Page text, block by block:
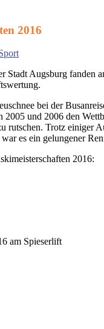
2016
Stadt Augsburg
bei der
2005 und 2006 den
rutschen. Trotz einiger
es ein gelungener
2016:
am Spieserlift